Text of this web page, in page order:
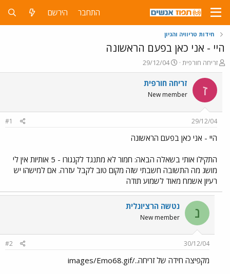
התחבר הירשם
חידות טריוויה והגיון
היי - אני כאן בפעם הראשונה
פ
ו
ת
ח
ה
ש
א
זריחה חורפית
פ
ו
ר
ם
ר
29/12/04
ז זריחה חורפית
New member
29/12/04
#1
היי - אני כאן בפעם הראשונה
התקילו אותי בשאלה הבאה: חמור לא מתנגד לקנגורו - 5 אותיות אין לי
מושג מה התשובה חשבתי שזה מקום טוב לקבל עזרה. אם למישהו יש
רעיון אשמח מאוד לשמוע תודה
נ נטשה הרציונלית
New member
30/12/04
#2
מקפיצה חידה של זריחה../images/Emo68.gif